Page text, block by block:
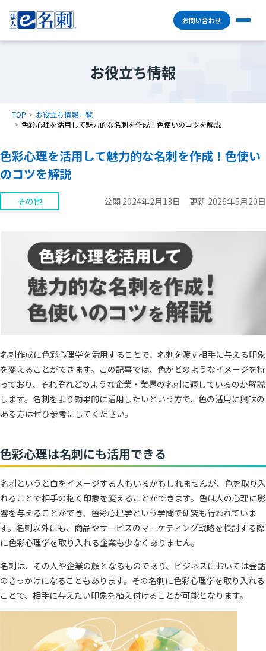
お問い合わせ
お役立ち情報
TOP
お役立ち情報一覧
色彩心理を活用して魅力的な名刺を作成！色使いのコツを解説
色彩心理を活用して魅力的な名刺を作成！色使い
のコツを解説
その他 公開 2024年2月13日 更新 2026年5月20日
名刺作成に色彩心理学を活用することで、名刺を渡す相手に与える印象
を変えることができます。この記事では、色がどのようなイメージを持
っており、それぞれどのような企業・業界の名刺に適しているのか解説
します。名刺をより効果的に活用したいという方で、色の活用に興味の
ある方はぜひ参考にしてください。
色彩心理は名刺にも活用できる
名刺というと白をイメージする人もいるかもしれませんが、色を取り入
れることで相手の抱く印象を変えることができます。色は人の心理に影
響を与えることができ、色彩心理学という学問で研究も行われていま
す。名刺以外にも、商品やサービスのマーケティング戦略を検討する際
に色彩心理学を取り入れる企業も少なくありません。
名刺は、その人や企業の顔となるものであり、ビジネスにおいては会話
のきっかけになることもあります。その名刺に色彩心理学を取り入れる
ことで、相手に与えたい印象を植え付けることが可能となります。